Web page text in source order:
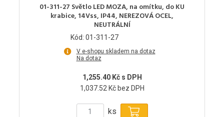
01-311-27 Světlo LED MOZA, na omítku, do KU
krabice, 14Vss, IP44, NEREZOVÁ OCEL,
NEUTRÁLNÍ
Kód: 01-311-27
V e-shopu skladem na dotaz
Na dotaz
1,255.40 Kč s DPH
1,037.52 Kč bez DPH
ks